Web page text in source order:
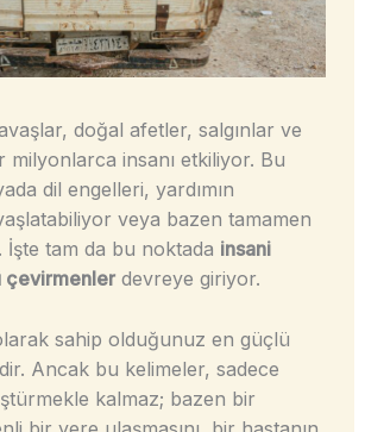
doğal afetler, salgınlar ve
insanı etkiliyor. Bu
dil engelleri, yardımın
veya bazen tamamen
tam da bu noktada insani
çevirmenlerdevreye giriyor.
sahip olduğunuz en güçlü
Ancak bu kelimeler, sadece
kalmaz; bazen bir